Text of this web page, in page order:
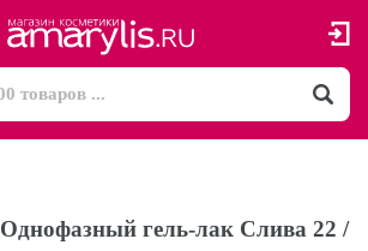
Однофазный гель-лак Слива 22 /